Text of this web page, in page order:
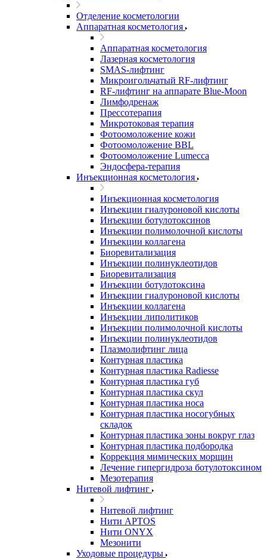
Отделение косметологии
Аппаратная косметология
Аппаратная косметология
Лазерная косметология
SMAS-лифтинг
Микроигольчатый RF-лифтинг
RF-лифтинг на аппарате Blue-Moon
Лимфодренаж
Прессотерапия
Микротоковая терапия
Фотоомоложение кожи
Фотоомоложение BBL
Фотоомоложение Lumecca
Эндосфера-терапия
Инъекционная косметология
Инъекционная косметология
Инъекции гиалуроновой кислоты
Инъекции ботулотоксинов
Инъекции полимолочной кислоты
Инъекции коллагена
Биоревитализация
Инъекции полинуклеотидов
Биоревитализация
Инъекции ботулотоксина
Инъекции гиалуроновой кислоты
Инъекции коллагена
Инъекции липолитиков
Инъекции полимолочной кислоты
Инъекции полинуклеотидов
Плазмолифтинг лица
Контурная пластика
Контурная пластика Radiesse
Контурная пластика губ
Контурная пластика скул
Контурная пластика носа
Контурная пластика носогубных
складок
Контурная пластика зоны вокруг глаз
Контурная пластика подбородка
Коррекция мимических морщин
Лечение гипергидроза ботулотоксином
Мезотерапия
Нитевой лифтинг
Нитевой лифтинг
Нити APTOS
Нити ONYX
Мезонити
Уходовые процедуры